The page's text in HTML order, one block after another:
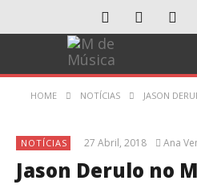
HOME NOTÍCIAS JASON
NOTÍCIAS 27 Abril, 2018 Ana
Jason Derulo no